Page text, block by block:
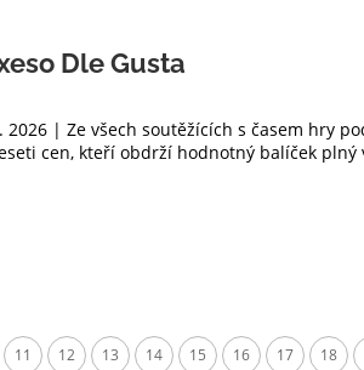
Dle Gusta
2026 | Ze všech soutěžících s časem hry
cen, kteří obdrží hodnotný balíček plný
11 12 13 14 15 16 17 18